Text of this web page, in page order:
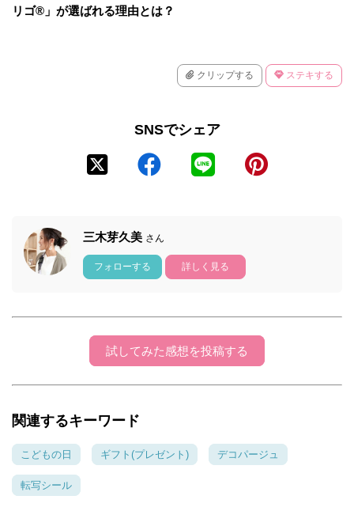
リゴ®」が選ばれる理由とは？
クリップする ステキする
SNSでシェア
三木芽久美 さん
フォローする 詳しく見る
試してみた感想を投稿する
関連するキーワード
こどもの日 ギフト(プレゼント) デコパージュ
転写シール